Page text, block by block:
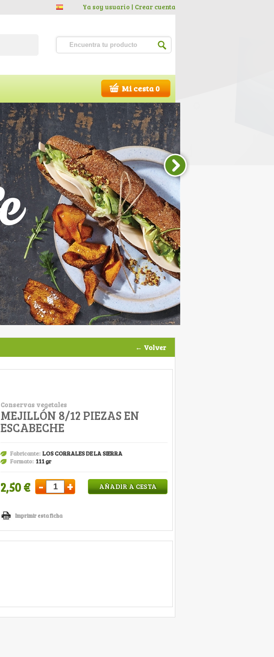
Ya soy usuario | Crear cuenta
Mi cesta 0
← Volver
Conservas vegetales
MEJILLÓN 8/12 PIEZAS EN
ESCABECHE
Fabricante: LOS CORRALES DE LA SIERRA
Formato: 111 gr
2,50 € - + AÑADIR A CESTA
Imprimir esta ficha